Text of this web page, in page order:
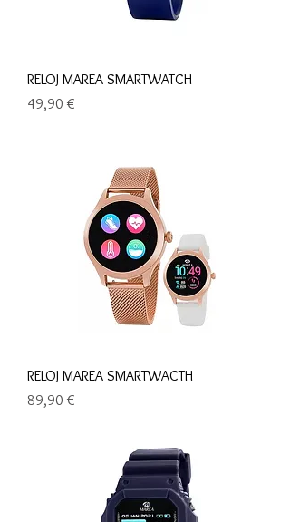
RELOJ MAREA SMARTWATCH
Precio
49,90 €
RELOJ MAREA SMARTWACTH
Precio
89,90 €